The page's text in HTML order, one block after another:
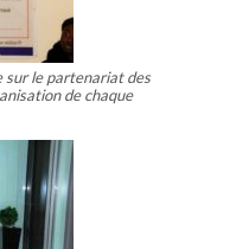
sur le partenariat des
de chaque